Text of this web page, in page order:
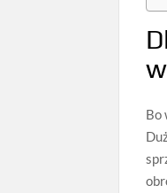
Bo